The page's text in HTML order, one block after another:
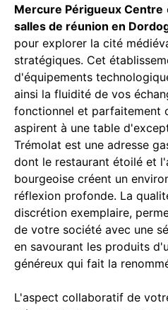
Mercure Périgueux Centre
salles de réunion en
pour explorer la cité
stratégiques. Cet
d'équipements
ainsi la fluidité de vos
fonctionnel et parfaitement
aspirent à une table
Trémolat est une adresse
dont le restaurant étoilé et
bourgeoise créent un
réflexion profonde. La
discrétion exemplaire,
de votre société avec une
en savourant les produits
généreux qui fait la
L'aspect collaboratif de